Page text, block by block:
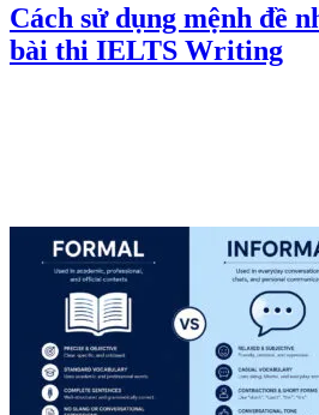
Cách sử dụng mệnh đề
bài thi IELTS Writing